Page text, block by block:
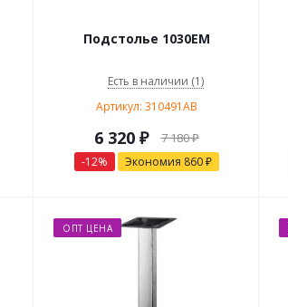
Подстолье 1030EM
Есть в наличии (1)
Артикул: 310491AB
6 320₽ 7 180₽
-12% Экономия 860₽
ОПТ ЦЕНА